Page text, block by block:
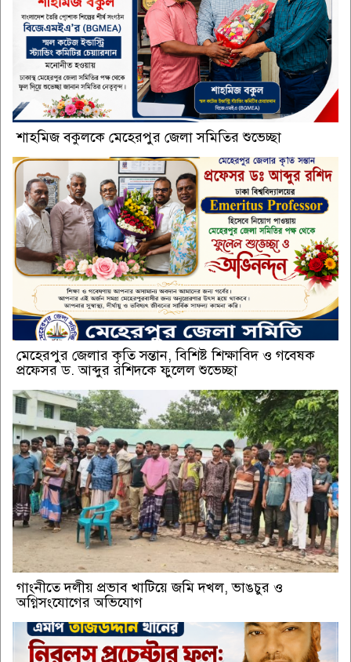
শাহমিজ বকুলকে মেহেরপুর জেলা সমিতির শুভেচ্ছা
মেহেরপুর জেলার কৃতি সন্তান, বিশিষ্ট শিক্ষাবিদ ও গবেষক
প্রফেসর ড. আব্দুর রশিদকে ফুলেল শুভেচ্ছা
গাংনীতে দলীয় প্রভাব খাটিয়ে জমি দখল, ভাঙচুর ও
অগ্নিসংযোগের অভিযোগ